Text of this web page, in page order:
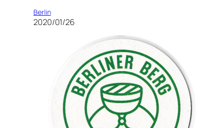
Berlin
2020/01/26